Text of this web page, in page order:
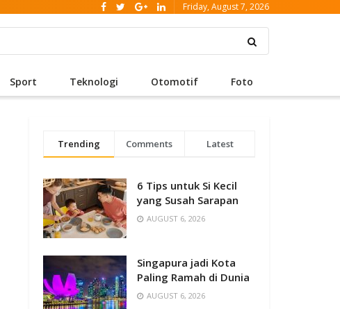
Friday, August 7, 2026
Sport Teknologi Otomotif Foto
Trending Comments Latest
6 Tips untuk Si Kecil
yang Susah Sarapan
AUGUST 6, 2026
Singapura jadi Kota
Paling Ramah di Dunia
AUGUST 6, 2026